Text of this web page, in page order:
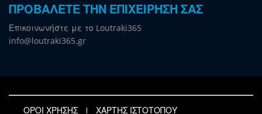
ΠΡΟΒΑΛΕΤΕ ΤΗΝ ΕΠΙΧΕΙΡΗΣΗ ΣΑΣ
Επικοινωνήστε με το Loutraki365
info@loutraki365.gr
ΟΡΟΙ ΧΡΗΣΗΣ
ΧΑΡΤΗΣ ΙΣΤΟΤΟΠΟΥ